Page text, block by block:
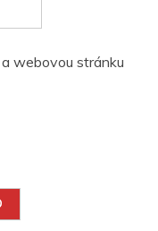
webovou stránku